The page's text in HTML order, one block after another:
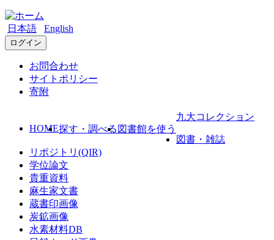
日本語 English
ログイン
お問合わせ
サイトポリシー
寄附
HOME探す・調べる 図書館を使う
九大コレクション
図書・雑誌
リポジトリ(QIR)
学位論文
貴重資料
麻生家文書
蔵書印画像
炭鉱画像
水素材料DB